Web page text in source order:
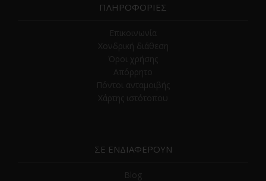
ΠΛΗΡΟΦΟΡΙΕΣ
Επικοινωνία
Χονδρική διάθεση
Όροι χρήσης
Απόρρητο
Πόντοι ανταμοιβής
Χάρτης ιστότοπου
ΣΕ ΕΝΔΙΑΦΕΡΟΥΝ
Blog